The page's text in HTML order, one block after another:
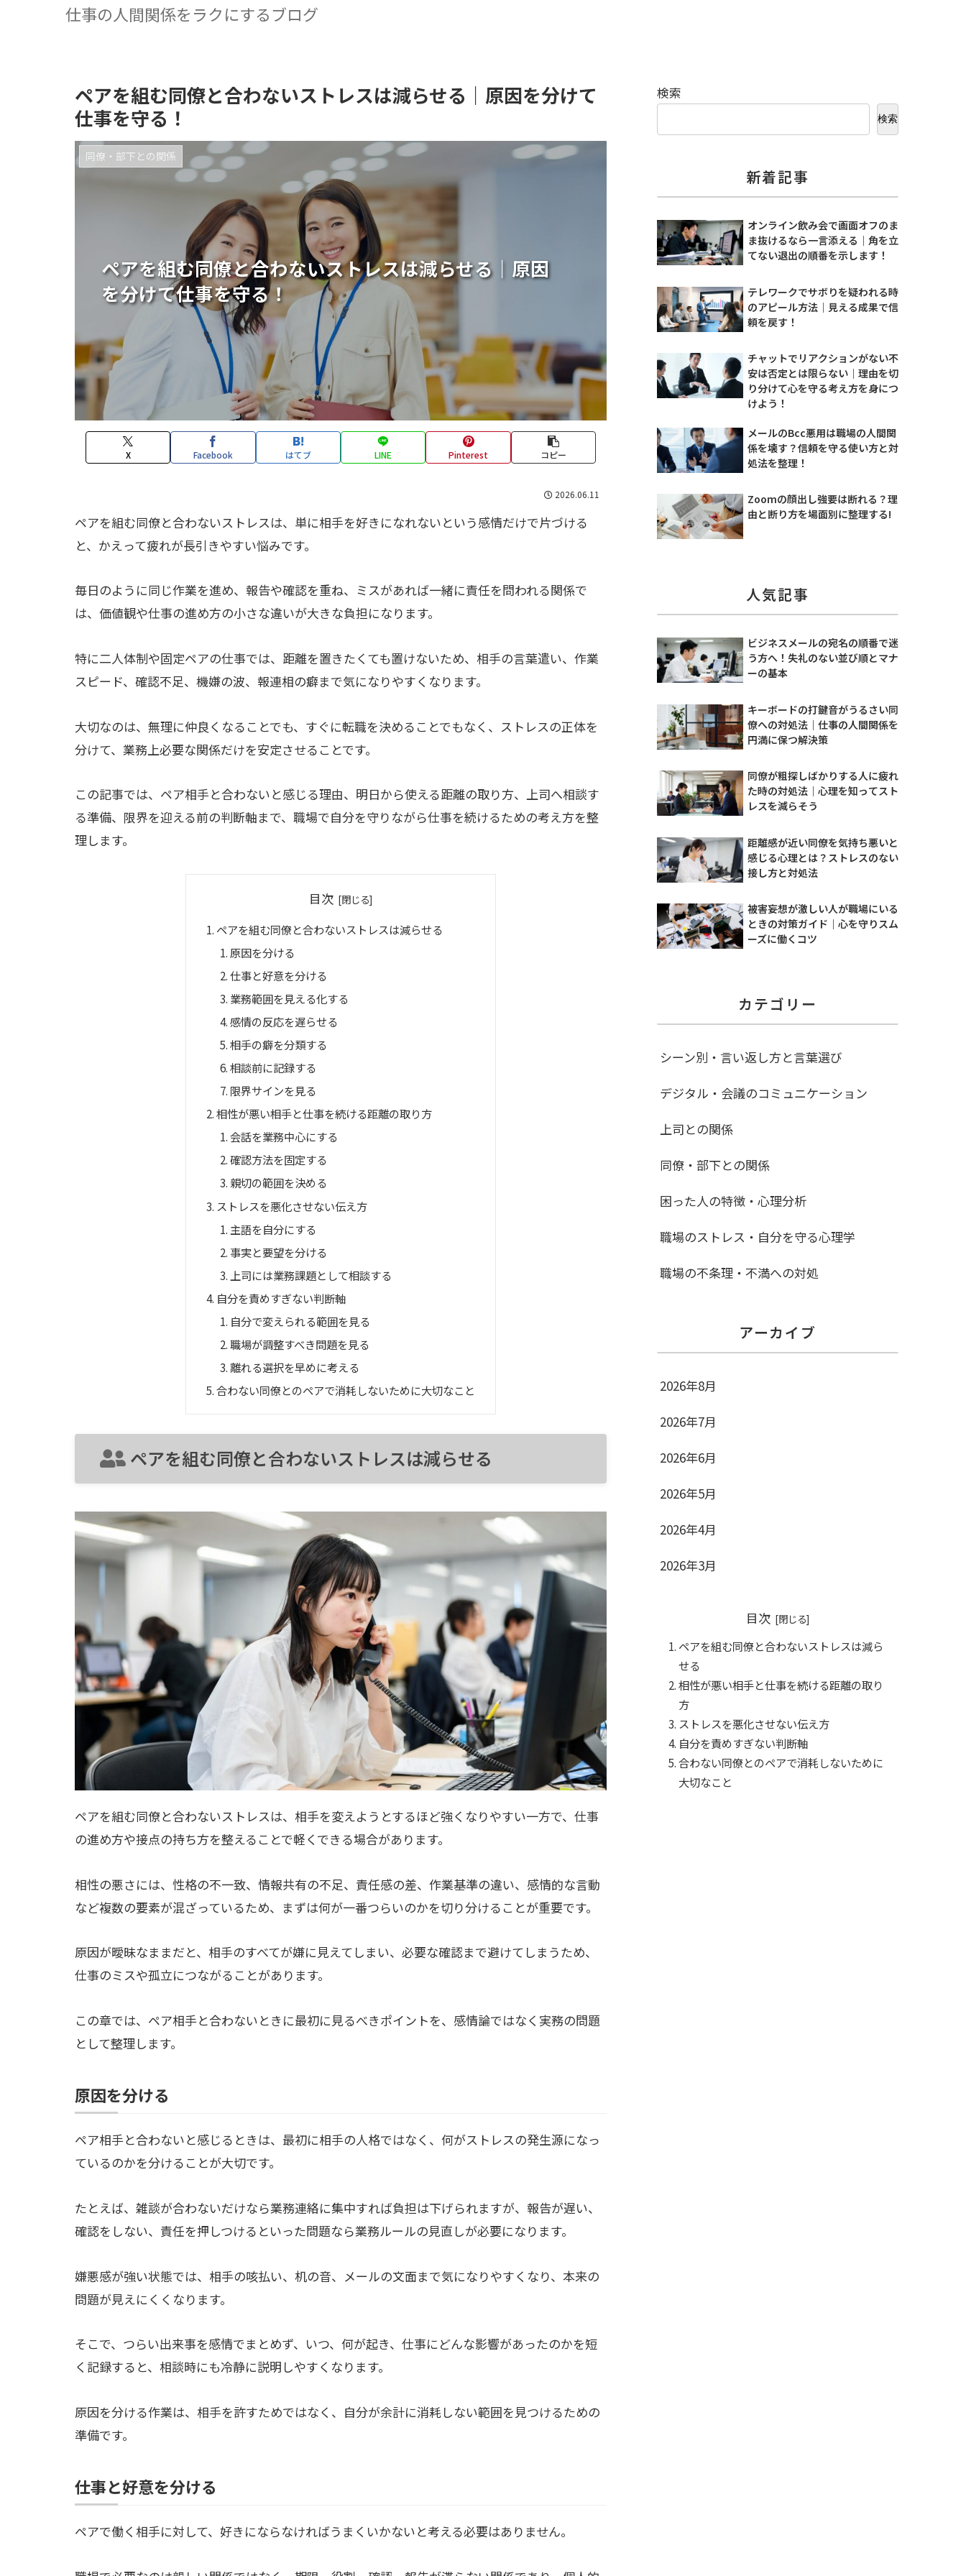
仕事の人間関係をラクにするブログ
ペアを組む同僚と合わないストレスは減らせる｜原因を分けて
仕事を守る！
ペアを組む同僚と合わないストレスは減らせる｜原因
を分けて仕事を守る！
同僚・部下との関係
X Facebook はてブ LINE Pinterest コピー
2026.06.11
ペアを組む同僚と合わないストレスは、単に相手を好きになれないという感情だけで片づける
と、かえって疲れが長引きやすい悩みです。
毎日のように同じ作業を進め、報告や確認を重ね、ミスがあれば一緒に責任を問われる関係で
は、価値観や仕事の進め方の小さな違いが大きな負担になります。
特に二人体制や固定ペアの仕事では、距離を置きたくても置けないため、相手の言葉遣い、作業
スピード、確認不足、機嫌の波、報連相の癖まで気になりやすくなります。
大切なのは、無理に仲良くなることでも、すぐに転職を決めることでもなく、ストレスの正体を
分けて、業務上必要な関係だけを安定させることです。
この記事では、ペア相手と合わないと感じる理由、明日から使える距離の取り方、上司へ相談す
る準備、限界を迎える前の判断軸まで、職場で自分を守りながら仕事を続けるための考え方を整
理します。
目次
ペアを組む同僚と合わないストレスは減らせる
原因を分ける
仕事と好意を分ける
業務範囲を見える化する
感情の反応を遅らせる
相手の癖を分類する
相談前に記録する
限界サインを見る
相性が悪い相手と仕事を続ける距離の取り方
会話を業務中心にする
確認方法を固定する
親切の範囲を決める
ストレスを悪化させない伝え方
主語を自分にする
事実と要望を分ける
上司には業務課題として相談する
自分を責めすぎない判断軸
自分で変えられる範囲を見る
職場が調整すべき問題を見る
離れる選択を早めに考える
合わない同僚とのペアで消耗しないために大切なこと
ペアを組む同僚と合わないストレスは減らせる
ペアを組む同僚と合わないストレスは、相手を変えようとするほど強くなりやすい一方で、仕事
の進め方や接点の持ち方を整えることで軽くできる場合があります。
相性の悪さには、性格の不一致、情報共有の不足、責任感の差、作業基準の違い、感情的な言動
など複数の要素が混ざっているため、まずは何が一番つらいのかを切り分けることが重要です。
原因が曖昧なままだと、相手のすべてが嫌に見えてしまい、必要な確認まで避けてしまうため、
仕事のミスや孤立につながることがあります。
この章では、ペア相手と合わないときに最初に見るべきポイントを、感情論ではなく実務の問題
として整理します。
原因を分ける
ペア相手と合わないと感じるときは、最初に相手の人格ではなく、何がストレスの発生源になっ
ているのかを分けることが大切です。
たとえば、雑談が合わないだけなら業務連絡に集中すれば負担は下げられますが、報告が遅い、
確認をしない、責任を押しつけるといった問題なら業務ルールの見直しが必要になります。
嫌悪感が強い状態では、相手の咳払い、机の音、メールの文面まで気になりやすくなり、本来の
問題が見えにくくなります。
そこで、つらい出来事を感情でまとめず、いつ、何が起き、仕事にどんな影響があったのかを短
く記録すると、相談時にも冷静に説明しやすくなります。
原因を分ける作業は、相手を許すためではなく、自分が余計に消耗しない範囲を見つけるための
準備です。
仕事と好意を分ける
ペアで働く相手に対して、好きにならなければうまくいかないと考える必要はありません。
検索
検索
新着記事
オンライン飲み会で画面オフのま
ま抜けるなら一言添える｜角を立
てない退出の順番を示します！
テレワークでサボりを疑われる時
のアピール方法｜見える成果で信
頼を戻す！
チャットでリアクションがない不
安は否定とは限らない｜理由を切
り分けて心を守る考え方を身につ
けよう！
メールのBcc悪用は職場の人間関
係を壊す？信頼を守る使い方と対
処法を整理！
Zoomの顔出し強要は断れる？理
由と断り方を場面別に整理する!
人気記事
ビジネスメールの宛名の順番で迷
う方へ！失礼のない並び順とマナ
ーの基本
キーボードの打鍵音がうるさい同
僚への対処法｜仕事の人間関係を
円満に保つ解決策
同僚が粗探しばかりする人に疲れ
た時の対処法｜心理を知ってスト
レスを減らそう
距離感が近い同僚を気持ち悪いと
感じる心理とは？ストレスのない
接し方と対処法
被害妄想が激しい人が職場にいる
ときの対策ガイド｜心を守りスム
ーズに働くコツ
カテゴリー
シーン別・言い返し方と言葉選び
デジタル・会議のコミュニケーション
上司との関係
同僚・部下との関係
困った人の特徴・心理分析
職場のストレス・自分を守る心理学
職場の不条理・不満への対処
アーカイブ
2026年8月
2026年7月
2026年6月
2026年5月
2026年4月
2026年3月
目次
ペアを組む同僚と合わないストレスは減ら
せる
相性が悪い相手と仕事を続ける距離の取り
方
ストレスを悪化させない伝え方
自分を責めすぎない判断軸
合わない同僚とのペアで消耗しないために
大切なこと